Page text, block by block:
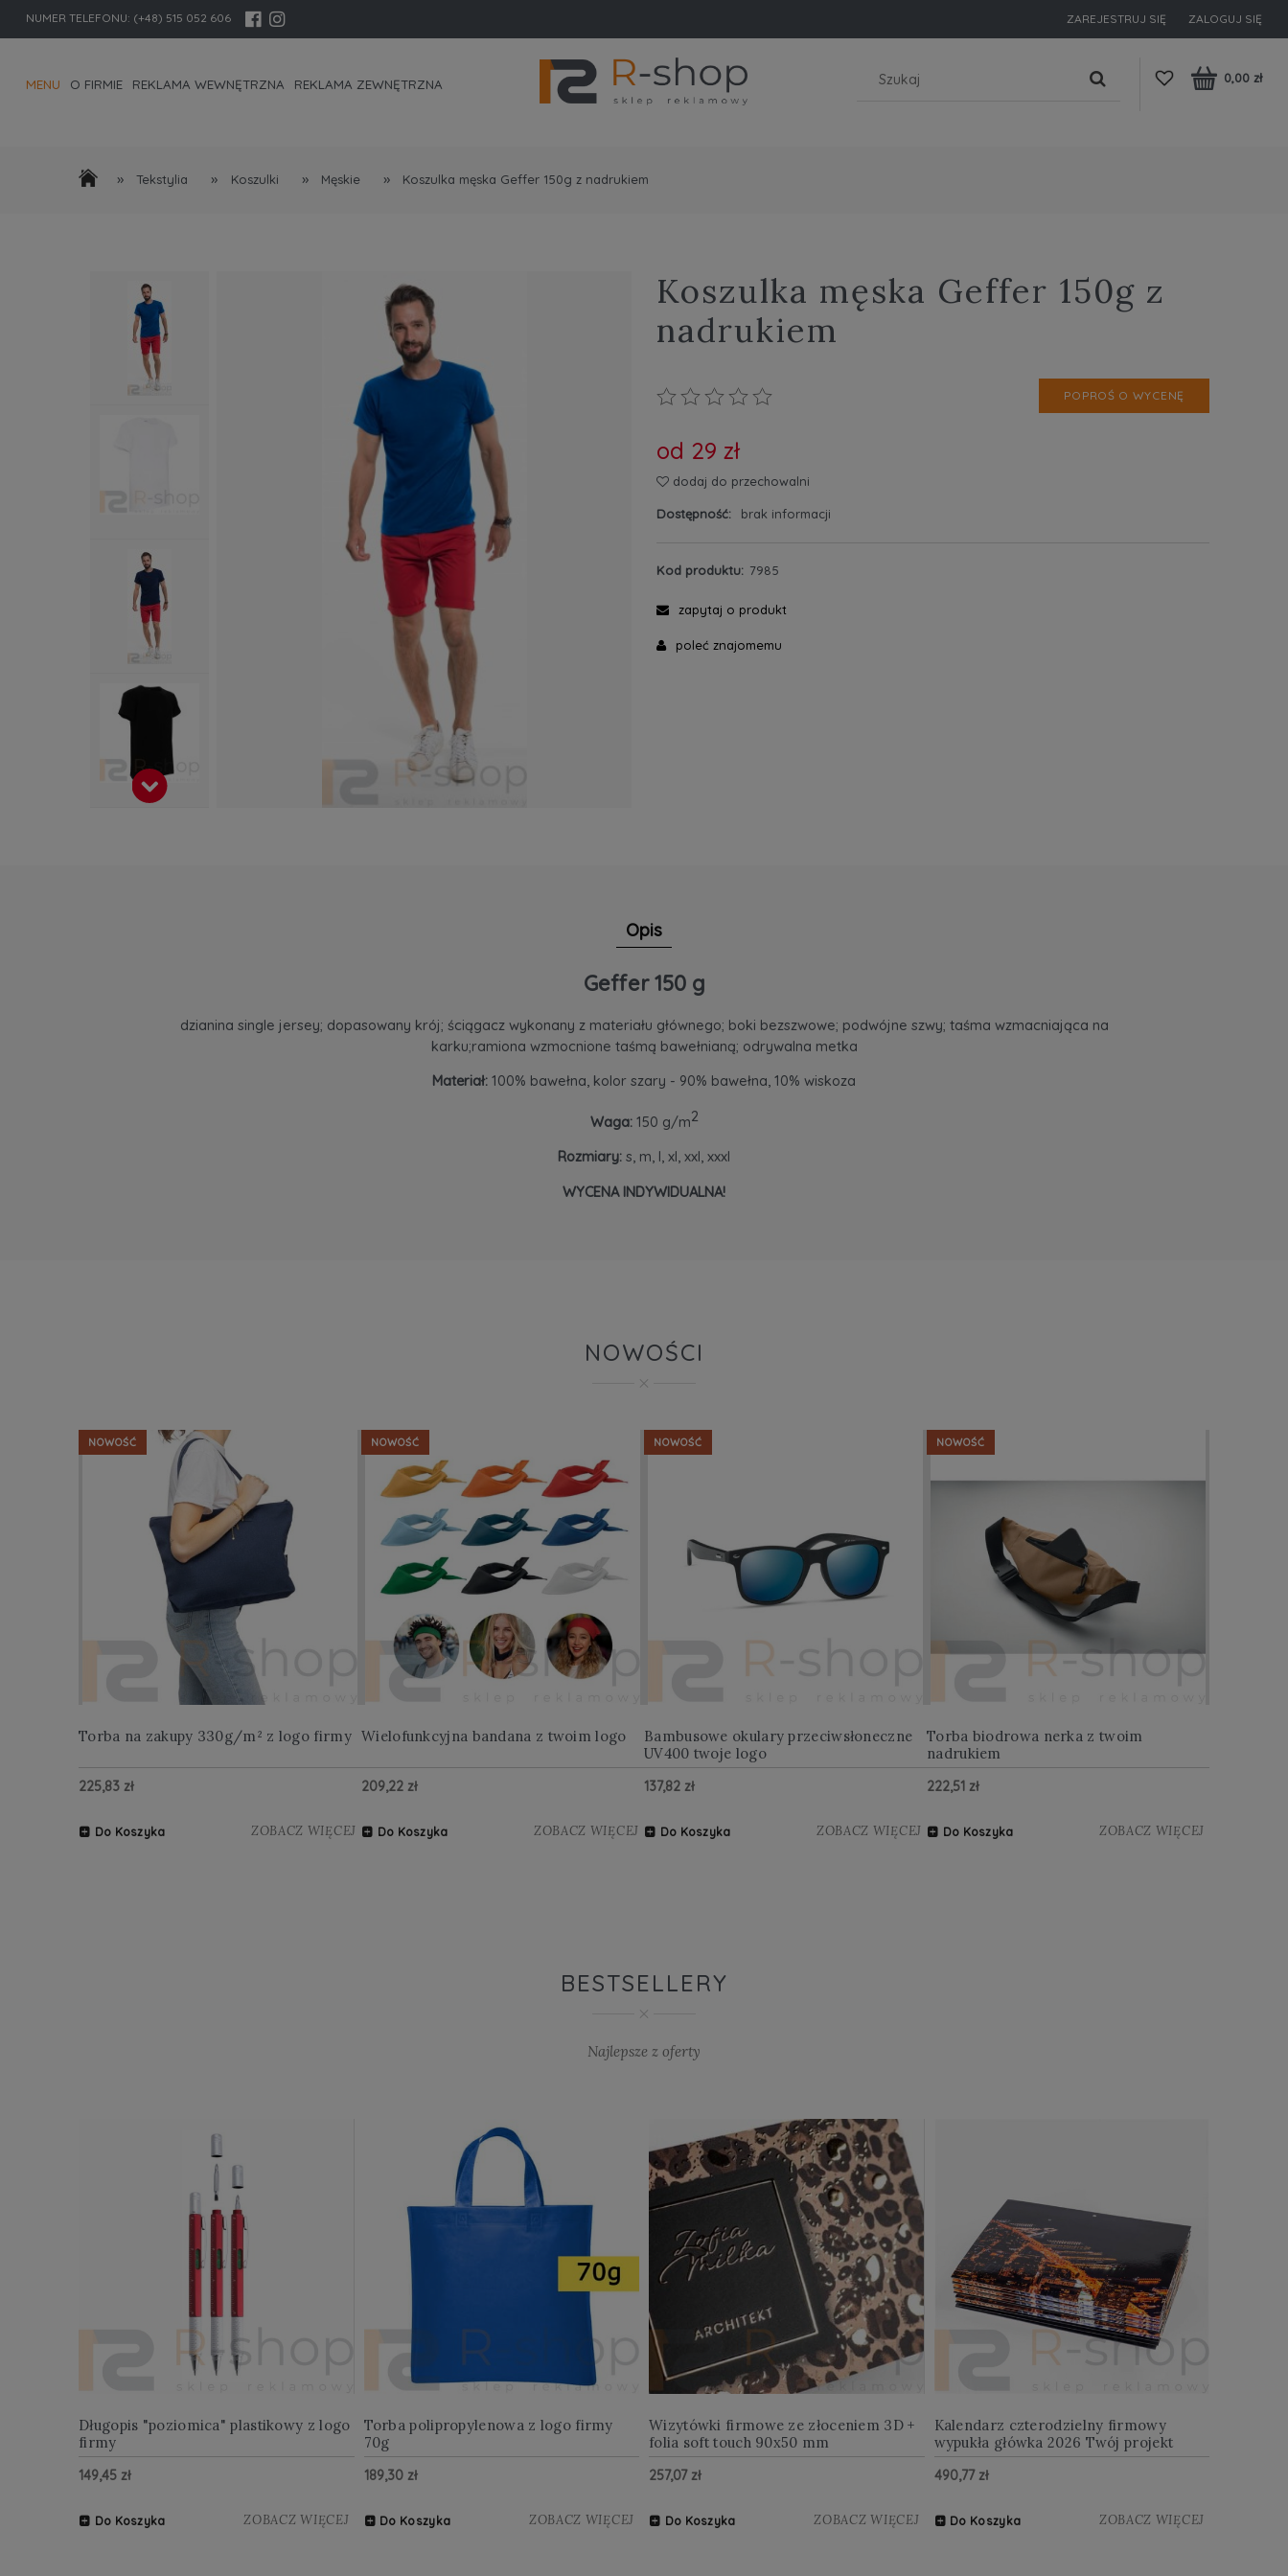
NUMER TELEFONU: (+48) 515 052 606 ZAREJESTRUJ SIĘ ZALOGUJ SIĘ
MENU O FIRMIE REKLAMA WEWNĘTRZNA REKLAMA ZEWNĘTRZNA 0,00 zł
» Tekstylia » Koszulki » Męskie » Koszulka męska Geffer 150g z nadrukiem
Koszulka męska Geffer 150g z
nadrukiem
POPROŚ O WYCENĘ
od 29 zł
dodaj do przechowalni
Dostępność: brak informacji
Kod produktu: 7985
zapytaj o produkt
poleć znajomemu
Opis
Geffer 150 g
dzianina single jersey; dopasowany krój; ściągacz wykonany z materiału głównego; boki bezszwowe; podwójne szwy; taśma wzmacniająca na
karku;ramiona wzmocnione taśmą bawełnianą; odrywalna metka
Materiał: 100% bawełna, kolor szary - 90% bawełna, 10% wiskoza
Waga:150 g/m2
Rozmiary: s, m, l, xl, xxl, xxxl
WYCENA INDYWIDUALNA!
NOWOŚCI
Torba na zakupy 330g/m² z logo firmy
225,83 zł
Do Koszyka ZOBACZ WIĘCEJ
NOWOŚĆ
Wielofunkcyjna bandana z twoim logo
209,22 zł
Do Koszyka ZOBACZ WIĘCEJ
NOWOŚĆ
Bambusowe okulary przeciwsłoneczne
UV400 twoje logo
137,82 zł
Do Koszyka ZOBACZ WIĘCEJ
NOWOŚĆ
Torba biodrowa nerka z twoim
nadrukiem
222,51 zł
Do Koszyka ZOBACZ WIĘCEJ
NOWOŚĆ
BESTSELLERY
Najlepsze z oferty
Długopis "poziomica" plastikowy z logo
firmy
149,45 zł
Do Koszyka ZOBACZ WIĘCEJ
Torba polipropylenowa z logo firmy
70g
189,30 zł
Do Koszyka ZOBACZ WIĘCEJ
Wizytówki firmowe ze złoceniem 3D +
folia soft touch 90x50 mm
257,07 zł
Do Koszyka ZOBACZ WIĘCEJ
Kalendarz czterodzielny firmowy
wypukła główka 2026 Twój projekt
490,77 zł
Do Koszyka ZOBACZ WIĘCEJ